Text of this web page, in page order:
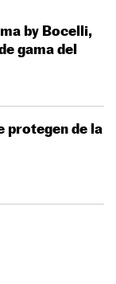
by Bocelli,
gama del
protegen de la